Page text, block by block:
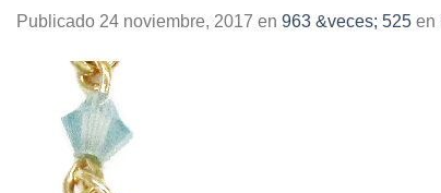
Publicado 24 noviembre, 2017 en 963 &veces; 525 en